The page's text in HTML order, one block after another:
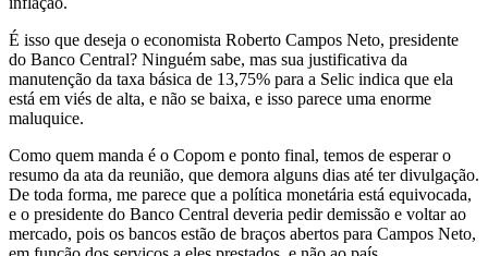
É isso que deseja o economista Roberto Campos Neto, presidente
do Banco Central? Ninguém sabe, mas sua justificativa da
manutenção da taxa básica de 13,75% para a Selic indica que ela
está em viés de alta, e não se baixa, e isso parece uma enorme
maluquice.
Como quem manda é o Copom e ponto final, temos de esperar o
resumo da ata da reunião, que demora alguns dias até ter divulgação.
De toda forma, me parece que a política monetária está equivocada,
e o presidente do Banco Central deveria pedir demissão e voltar ao
mercado, pois os bancos estão de braços abertos para Campos Neto,